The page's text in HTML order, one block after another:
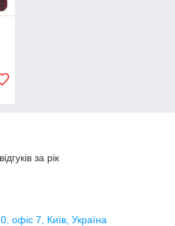
за рік
офіс 7, Київ, Україна